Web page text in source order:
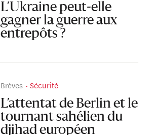
L’Ukraine peut-elle
gagner la guerre aux
entrepôts ?
Brèves Sécurité
L’attentat de Berlin et le
tournant sahélien du
djihad européen